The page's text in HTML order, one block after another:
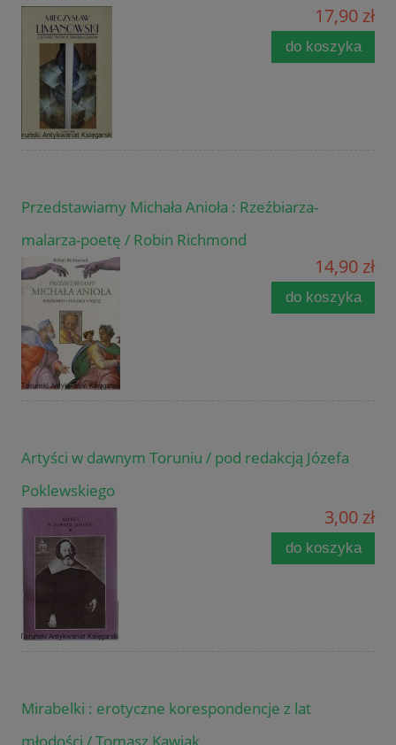
17,90 zł
do koszyka
Przedstawiamy Michała Anioła : Rzeźbiarza-
malarza-poetę / Robin Richmond
14,90 zł
do koszyka
Artyści w dawnym Toruniu / pod redakcją Józefa
Poklewskiego
3,00 zł
do koszyka
Mirabelki : erotyczne korespondencje z lat